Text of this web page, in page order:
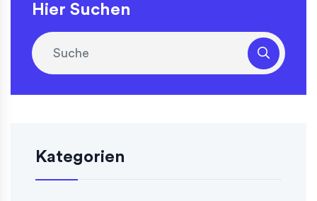
Hier Suchen
Kategorien